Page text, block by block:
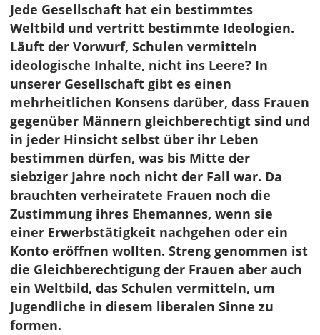
Jede Gesellschaft hat ein bestimmtes
Weltbild und vertritt bestimmte Ideologien.
Läuft der Vorwurf, Schulen vermitteln
ideologische Inhalte, nicht ins Leere? In
unserer Gesellschaft gibt es einen
mehrheitlichen Konsens darüber, dass Frauen
gegenüber Männern gleichberechtigt sind und
in jeder Hinsicht selbst über ihr Leben
bestimmen dürfen, was bis Mitte der
siebziger Jahre noch nicht der Fall war. Da
brauchten verheiratete Frauen noch die
Zustimmung ihres Ehemannes, wenn sie
einer Erwerbstätigkeit nachgehen oder ein
Konto eröffnen wollten. Streng genommen ist
die Gleichberechtigung der Frauen aber auch
ein Weltbild, das Schulen vermitteln, um
Jugendliche in diesem liberalen Sinne zu
formen.